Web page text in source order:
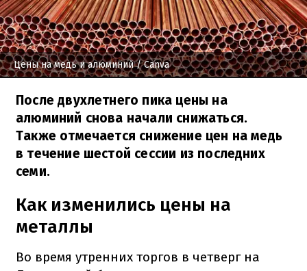
Цены на медь и алюминий/ Canva
После двухлетнего пика цены на
алюминий снова начали снижаться.
Также отмечается снижение цен на медь
в течение шестой сессии из последних
семи.
Как изменились цены на
металлы
Во время утренних торгов в четверг на